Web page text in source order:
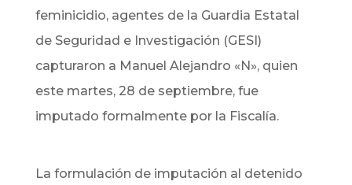
feminicidio, agentes de la Guardia Estatal
de Seguridad e Investigación (GESI)
capturaron a Manuel Alejandro «N», quien
este martes, 28 de septiembre, fue
imputado formalmente por la Fiscalía.
La formulación de imputación al detenido